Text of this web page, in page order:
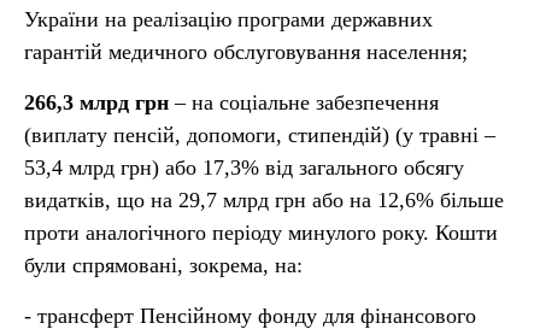
України на реалізацію програми державних
гарантій медичного обслуговування населення;
266,3 млрд грн – на соціальне забезпечення
(виплату пенсій, допомоги, стипендій) (у травні –
53,4 млрд грн) або 17,3% від загального обсягу
видатків, що на 29,7 млрд грн або на 12,6% більше
проти аналогічного періоду минулого року. Кошти
були спрямовані, зокрема, на:
- трансферт Пенсійному фонду для фінансового